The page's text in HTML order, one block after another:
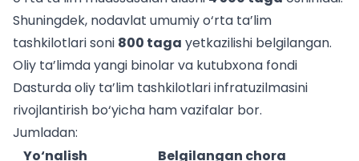
Shuningdek, nodavlat umumiy o‘rta ta’lim
tashkilotlari soni 800 taga yetkazilishi belgilangan.
Oliy ta’limda yangi binolar va kutubxona fondi
Dasturda oliy ta’lim tashkilotlari infratuzilmasini
rivojlantirish bo‘yicha ham vazifalar bor.
Jumladan:
Yo‘nalish
Belgilangan chora